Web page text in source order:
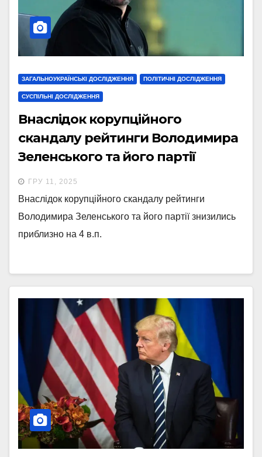
ЗАГАЛЬНОУКРАЇНСЬКІ ДОСЛІДЖЕННЯ ПОЛІТИЧНІ ДОСЛІДЖЕННЯ
СУСПІЛЬНІ ДОСЛІДЖЕННЯ
Внаслідок корупційного
скандалу рейтинги Володимира
Зеленського та його партії
знизились приблизно на 4 в.п.: U
electoral data project
ГРУ 11, 2025
Внаслідок корупційного скандалу рейтинги
Володимира Зеленського та його партії знизились
приблизно на 4 в.п.